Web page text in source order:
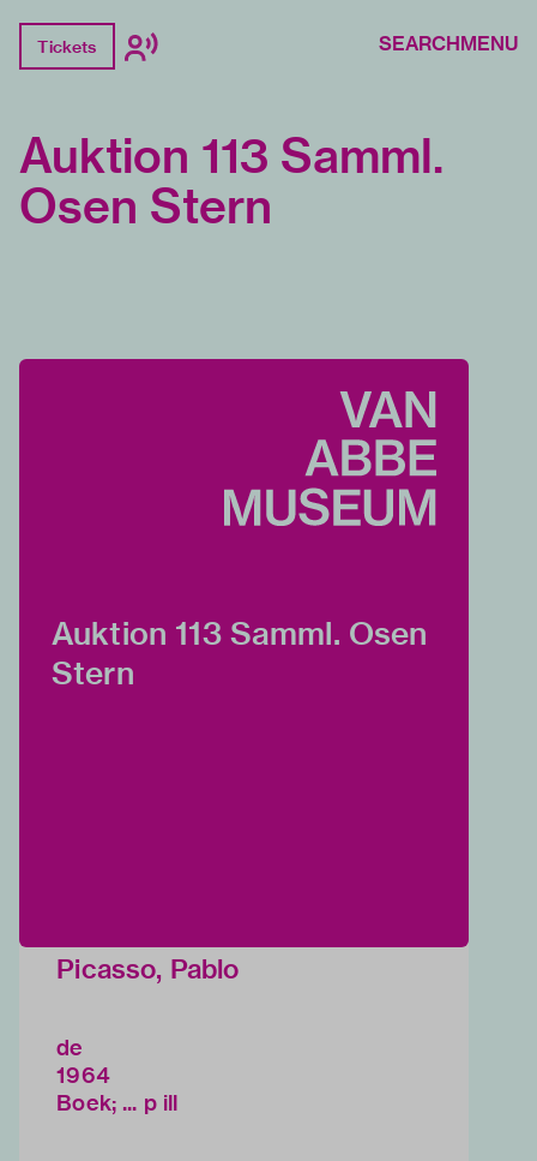
Tickets SEARCHMENU
Auktion 113 Samml.
Osen Stern
Auktion 113 Samml. Osen
Stern
Picasso, Pablo
de
1964
Boek; ... p ill